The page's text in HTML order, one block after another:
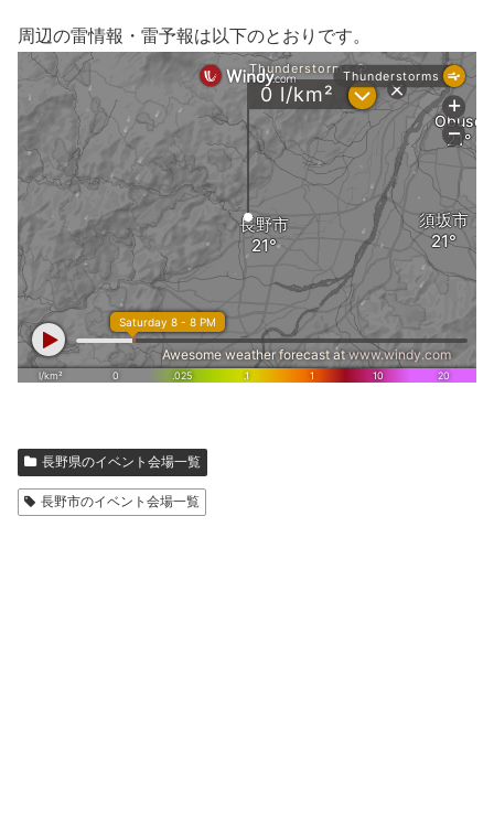
周辺の雷情報・雷予報は以下のとおりです。
長野県のイベント会場一覧
長野市のイベント会場一覧